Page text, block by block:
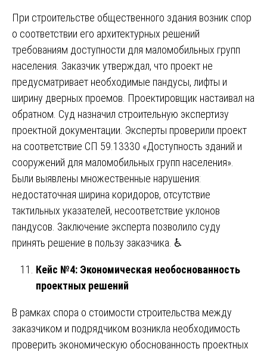
При строительстве общественного здания возник спор
о соответствии его архитектурных решений
требованиям доступности для маломобильных групп
населения. Заказчик утверждал, что проект не
предусматривает необходимые пандусы, лифты и
ширину дверных проемов. Проектировщик настаивал на
обратном. Суд назначил строительную экспертизу
проектной документации. Эксперты проверили проект
на соответствие СП 59.13330 «Доступность зданий и
сооружений для маломобильных групп населения».
Были выявлены множественные нарушения:
недостаточная ширина коридоров, отсутствие
тактильных указателей, несоответствие уклонов
пандусов. Заключение эксперта позволило суду
принять решение в пользу заказчика. ♿
Кейс №4: Экономическая необоснованность
проектных решений
В рамках спора о стоимости строительства между
заказчиком и подрядчиком возникла необходимость
проверить экономическую обоснованность проектных